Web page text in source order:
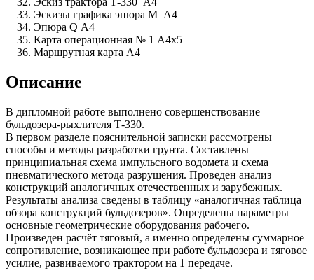
Эскизы графика эпюра М А4
Эпюра Q А4
Карта операционная № 1 А4х5
Маршрутная карта А4
Описание
В дипломной работе выполнено совершенствование
бульдозера-рыхлителя Т-330.
В первом разделе пояснительной записки рассмотрены
способы и методы разработки грунта. Составлены
принципиальная схема импульсного водомета и схема
пневматического метода разрушения. Проведен анализ
конструкций аналогичных отечественных и зарубежных.
Результаты анализа сведены в таблицу «аналогичная таблица
обзора конструкций бульдозеров». Определены параметры
основные геометрические оборудования рабочего.
Произведен расчёт тяговый, а именно определены суммарное
сопротивление, возникающее при работе бульдозера и тяговое
усилие, развиваемого трактором на 1 передаче.